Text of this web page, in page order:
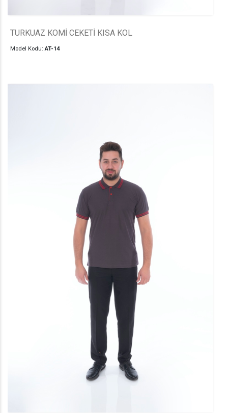
TURKUAZ KOMİ CEKETİ KISA KOL
Model Kodu:AT-14